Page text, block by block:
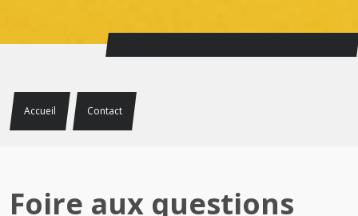
Accueil Contact
Foire aux questions